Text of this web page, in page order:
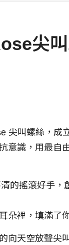
尖
尖叫螺絲，成
意識，用最自
的搖滾好手
朵裡，填滿了
向天空放聲尖叫